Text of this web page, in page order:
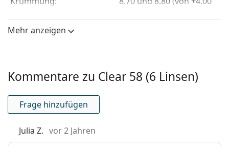
die Anleitung.
zentrale Mittendicke:
Wassergehalt:
58 %
Sauerstoffdurchlässigkeit:
UV-Filter:
Silikon-Hydrogel:
Mehr anzeigen
Kommentare zu Clear 58 (6 Linsen)
Frage hinzufügen
Julia Z. vor 2 Jahren